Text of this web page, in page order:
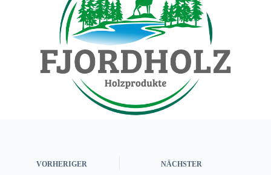
VORHERIGER NÄCHSTER